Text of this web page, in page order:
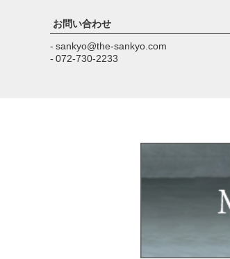
お問い合わせ
- sankyo@the-sankyo.com
- 072-730-2233